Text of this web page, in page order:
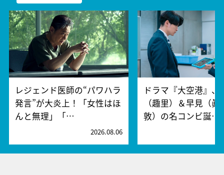
レジェンド医師の“パワハラ
発言”が大炎上！「女性はほ
んと無理」「…
2026.08.06
ドラマ『大空港』、
（趣里）＆早見（眞
敦）の名コンビ誕…